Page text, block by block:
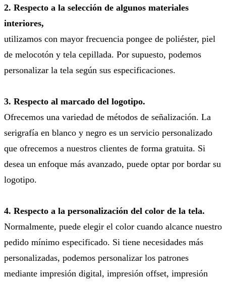
2. Respecto a la selección de algunos materiales
interiores,
utilizamos con mayor frecuencia pongee de poliéster, piel
de melocotón y tela cepillada. Por supuesto, podemos
personalizar la tela según sus especificaciones.
3. Respecto al marcado del logotipo.
Ofrecemos una variedad de métodos de señalización. La
serigrafía en blanco y negro es un servicio personalizado
que ofrecemos a nuestros clientes de forma gratuita. Si
desea un enfoque más avanzado, puede optar por bordar su
logotipo.
4. Respecto a la personalización del color de la tela.
Normalmente, puede elegir el color cuando alcance nuestro
pedido mínimo especificado. Si tiene necesidades más
personalizadas, podemos personalizar los patrones
mediante impresión digital, impresión offset, impresión